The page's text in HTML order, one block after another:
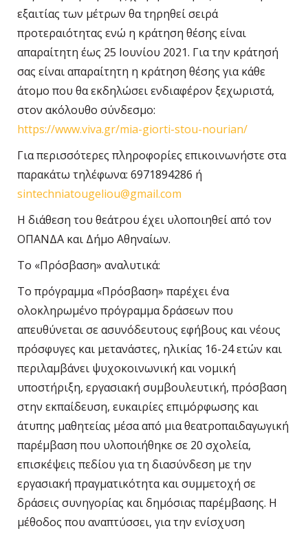
εξαιτίας των μέτρων θα τηρηθεί σειρά
προτεραιότητας ενώ η κράτηση θέσης είναι
απαραίτητη έως 25 Ιουνίου 2021. Για την κράτησή
σας είναι απαραίτητη η κράτηση θέσης για κάθε
άτομο που θα εκδηλώσει ενδιαφέρον ξεχωριστά,
στον ακόλουθο σύνδεσμο:
https://www.viva.gr/mia-giorti-stou-nourian/
Για περισσότερες πληροφορίες επικοινωνήστε στα
παρακάτω τηλέφωνα: 6971894286 ή
sintechniatougeliou@gmail.com
Η διάθεση του θεάτρου έχει υλοποιηθεί από τον
ΟΠΑΝΔΑ και Δήμο Αθηναίων.
Το «Πρόσβαση» αναλυτικά:
Το πρόγραμμα «Πρόσβαση» παρέχει ένα
ολοκληρωμένο πρόγραμμα δράσεων που
απευθύνεται σε ασυνόδευτους εφήβους και νέους
πρόσφυγες και μετανάστες, ηλικίας 16-24 ετών και
περιλαμβάνει ψυχοκοινωνική και νομική
υποστήριξη, εργασιακή συμβουλευτική, πρόσβαση
στην εκπαίδευση, ευκαιρίες επιμόρφωσης και
άτυπης μαθητείας μέσα από μια θεατροπαιδαγωγική
παρέμβαση που υλοποιήθηκε σε 20 σχολεία,
επισκέψεις πεδίου για τη διασύνδεση με την
εργασιακή πραγματικότητα και συμμετοχή σε
δράσεις συνηγορίας και δημόσιας παρέμβασης. Η
μέθοδος που αναπτύσσει, για την ενίσχυση